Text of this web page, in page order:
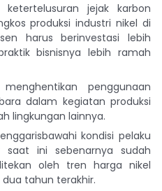
jejak karbon
produksi industri nikel di
harus berinvestasi lebih
bisnisnya lebih ramah
penggunaan
dalam kegiatan produksi
lingkungan lainnya.
kondisi pelaku
ini sebenarnya sudah
oleh tren harga nikel
tahun terakhir.